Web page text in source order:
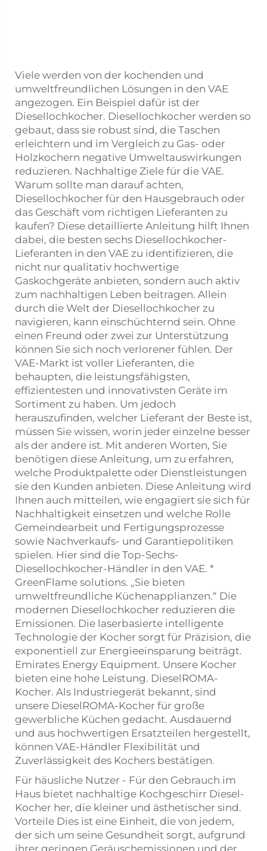
Viele werden von der kochenden und
umweltfreundlichen Lösungen in den VAE
angezogen. Ein Beispiel dafür ist der
Diesellochkocher. Diesellochkocher werden so
gebaut, dass sie robust sind, die Taschen
erleichtern und im Vergleich zu Gas- oder
Holzkochern negative Umweltauswirkungen
reduzieren. Nachhaltige Ziele für die VAE.
Warum sollte man darauf achten,
Diesellochkocher für den Hausgebrauch oder
das Geschäft vom richtigen Lieferanten zu
kaufen? Diese detaillierte Anleitung hilft Ihnen
dabei, die besten sechs Diesellochkocher-
Lieferanten in den VAE zu identifizieren, die
nicht nur qualitativ hochwertige
Gaskochgeräte anbieten, sondern auch aktiv
zum nachhaltigen Leben beitragen. Allein
durch die Welt der Diesellochkocher zu
navigieren, kann einschüchternd sein. Ohne
einen Freund oder zwei zur Unterstützung
können Sie sich noch verlorener fühlen. Der
VAE-Markt ist voller Lieferanten, die
behaupten, die leistungsfähigsten,
effizientesten und innovativsten Geräte im
Sortiment zu haben. Um jedoch
herauszufinden, welcher Lieferant der Beste ist,
müssen Sie wissen, worin jeder einzelne besser
als der andere ist. Mit anderen Worten, Sie
benötigen diese Anleitung, um zu erfahren,
welche Produktpalette oder Dienstleistungen
sie den Kunden anbieten. Diese Anleitung wird
Ihnen auch mitteilen, wie engagiert sie sich für
Nachhaltigkeit einsetzen und welche Rolle
Gemeindearbeit und Fertigungsprozesse
sowie Nachverkaufs- und Garantiepolitiken
spielen. Hier sind die Top-Sechs-
Diesellochkocher-Händler in den VAE. *
GreenFlame solutions. „Sie bieten
umweltfreundliche Küchenapplianzen.“ Die
modernen Diesellochkocher reduzieren die
Emissionen. Die laserbasierte intelligente
Technologie der Kocher sorgt für Präzision, die
exponentiell zur Energieeinsparung beiträgt.
Emirates Energy Equipment. Unsere Kocher
bieten eine hohe Leistung. DieselROMA-
Kocher. Als Industriegerät bekannt, sind
unsere DieselROMA-Kocher für große
gewerbliche Küchen gedacht. Ausdauernd
und aus hochwertigen Ersatzteilen hergestellt,
können VAE-Händler Flexibilität und
Zuverlässigkeit des Kochers bestätigen.
Für häusliche Nutzer - Für den Gebrauch im
Haus bietet nachhaltige Kochgeschirr Diesel-
Kocher her, die kleiner und ästhetischer sind.
Vorteile Dies ist eine Einheit, die von jedem,
der sich um seine Gesundheit sorgt, aufgrund
ihrer geringen Geräuschemissionen und der